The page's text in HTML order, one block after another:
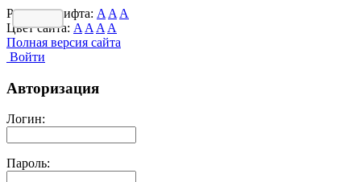
Размер шрифта: A A A
Цвет сайта: A A A A
Полная версия сайта
Войти
Авторизация
Логин:
Пароль: